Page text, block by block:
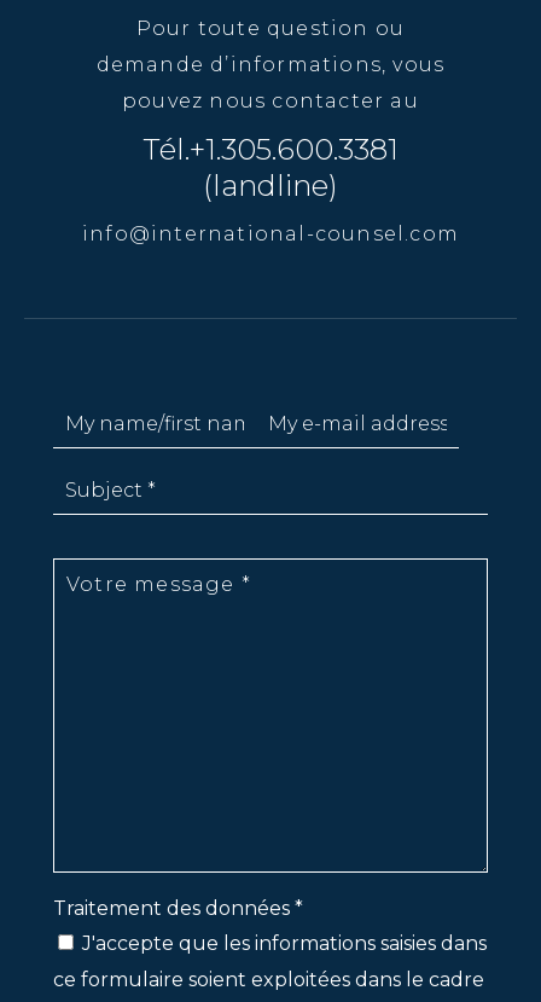
Pour toute question ou
demande d’informations, vous
pouvez nous contacter au
Tél.+1.305.600.3381
(landline)
info@international-counsel.com
Traitement des données *
J'accepte que les informations saisies dans
ce formulaire soient exploitées dans le cadre